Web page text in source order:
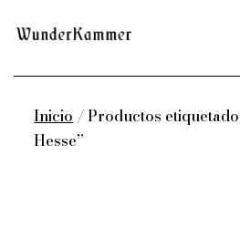
contenido
Wunderkammer
Inicio / Productos
Hesse”